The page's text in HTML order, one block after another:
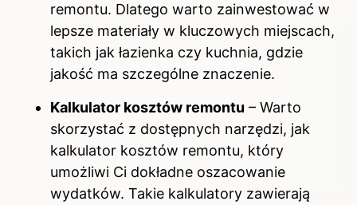
remontu. Dlatego warto zainwestować w
lepsze materiały w kluczowych miejscach,
takich jak łazienka czy kuchnia, gdzie
jakość ma szczególne znaczenie.
Kalkulator kosztów remontu – Warto
skorzystać z dostępnych narzędzi, jak
kalkulator kosztów remontu, który
umożliwi Ci dokładne oszacowanie
wydatków. Takie kalkulatory zawierają